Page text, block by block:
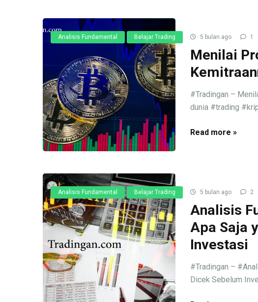
Analisis Fundamental Belajar Trading 5 bulan ago 1
Menilai
#Tradingan –
dunia #trading
Read more »
Analisis Fundamental Belajar Trading 5 bulan ago 2
Analisis
Apa Saja
Investasi
#Tradingan –
Dicek Sebelum